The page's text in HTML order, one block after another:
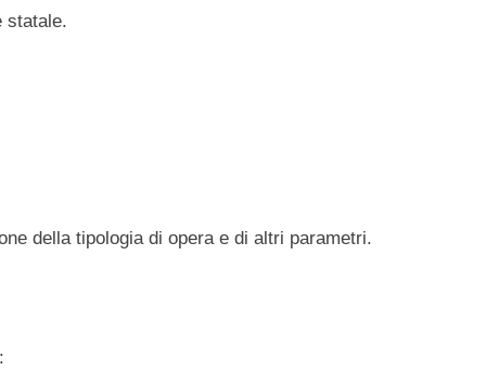
statale.
della tipologia di opera e di altri parametri.